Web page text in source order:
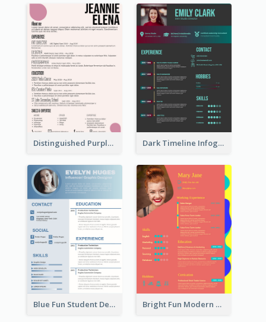
Distinguished Purple Modern Resume Dark Timeline Infographic Resume
Blue Fun Student Designer Resume Bright Fun Modern Student Resume